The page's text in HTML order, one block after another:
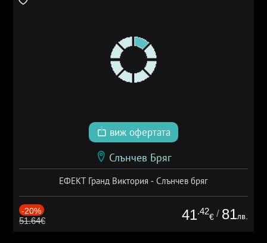
виж офертата
Слънчев Бряг
ЕФЕКТ Гранд Виктория - Слънчев бряг
-20%
51.64€ 41.42
€ / 81лв.